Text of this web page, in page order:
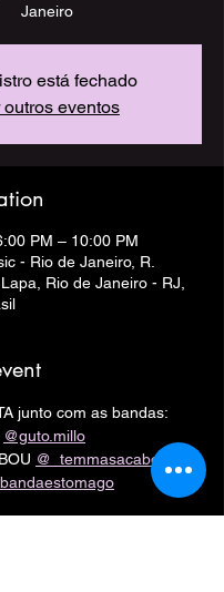
Janeiro
está fechado
outros eventos
PM – 10:00 PM
- Rio de Janeiro, R.
Rio de Janeiro - RJ,
junto com as bandas:
@guto.millo
@_temmasacabou_